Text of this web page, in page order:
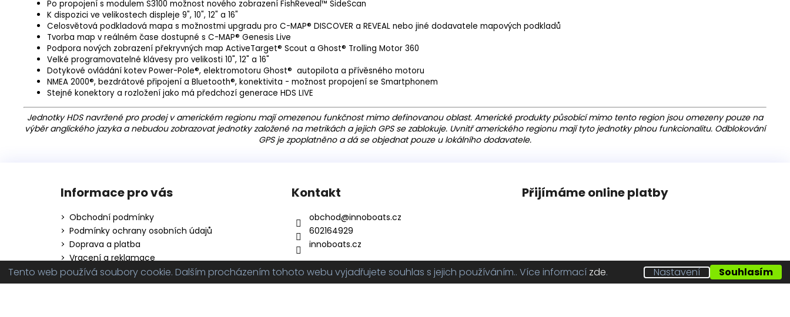
Tento web používá soubory cookie. Dalším procházením tohoto webu vyjadřujete souhlas s jejich používáním.. Více informací zde. Nastavení Souhlasím
Po propojení s modulem S3100 možnost nového zobrazení FishReveal™ SideScan
K dispozici ve velikostech displeje 9", 10", 12" a 16"
Celosvětová podkladová mapa s možnostmi upgradu pro C-MAP® DISCOVER a REVEAL nebo jiné dodavatele mapových podkladů
Tvorba map v reálném čase dostupné s C-MAP® Genesis Live
Podpora nových zobrazení překryvných map ActiveTarget® Scout a Ghost® Trolling Motor 360
Velké programovatelné klávesy pro velikosti 10", 12" a 16"
Dotykové ovládání kotev Power-Pole®, elektromotoru Ghost® autopilota a přívěsného motoru
NMEA 2000®, bezdrátové připojení a Bluetooth®, konektivita - možnost propojení se Smartphonem
Stejné konektory a rozložení jako má předchozí generace HDS LIVE
Jednotky HDS navržené pro prodej v americkém regionu mají omezenou funkčnost mimo definovanou oblast. Americké produkty působící mimo tento region jsou omezeny pouze na
výběr anglického jazyka a nebudou zobrazovat jednotky založené na metrikách a jejich GPS se zablokuje. Uvnitř amerického regionu mají tyto jednotky plnou funkcionalitu. Odblokování
GPS je zpoplatněno a dá se objednat pouze u lokálního dodavatele.
Informace pro vás
Obchodní podmínky
Podmínky ochrany osobních údajů
Doprava a platba
Vracení a reklamace
Kontakt
obchod@innoboats.cz
602164929
innoboats.cz
Přijímáme online platby